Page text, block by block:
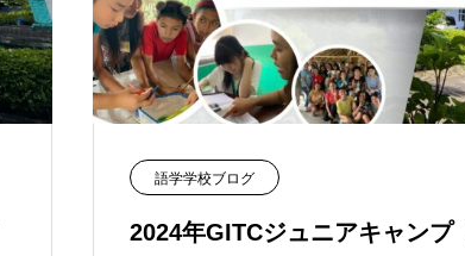
語学学校ブログ
2024年GITCジュニアキャンプ